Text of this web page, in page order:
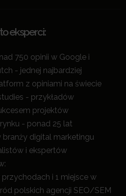
eksperci:
750 opinii w Google i
- jednej najbardziej
z opiniami na świecie
- przykładów
projektów
- ponad 25 lat
digital marketingu
i ekspertów
przychodach i 1 miejsce w
polskich agencji SEO/SEM